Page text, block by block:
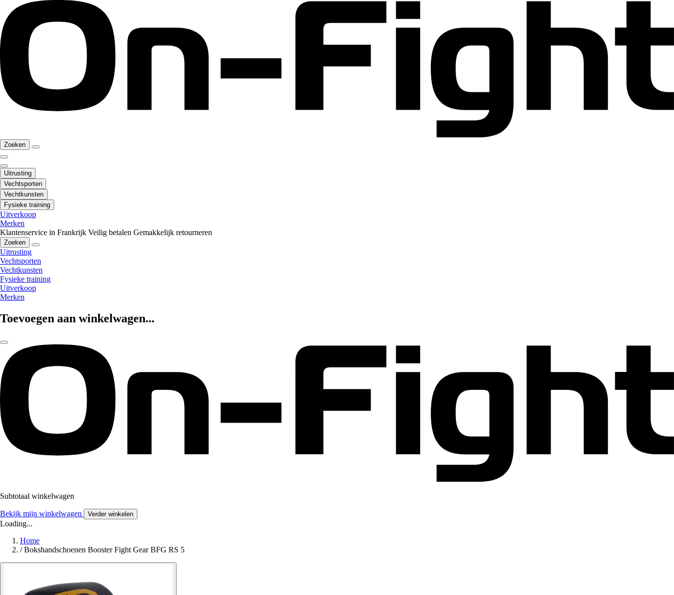
Zoeken
Uitrusting
Vechtsporten
Vechtkunsten
Fysieke training
Uitverkoop
Merken
Klantenservice in Frankrijk Veilig betalen Gemakkelijk retourneren
Zoeken
Uitrusting
Vechtsporten
Vechtkunsten
Fysieke training
Uitverkoop
Merken
Toevoegen aan winkelwagen...
Subtotaal winkelwagen
Bekijk mijn winkelwagen Verder winkelen
Loading...
Home
/ Bokshandschoenen Booster Fight Gear BFG RS 5